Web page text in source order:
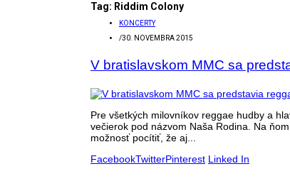
Tag: Riddim Colony
KONCERTY
/30. NOVEMBRA 2015
V bratislavskom MMC sa
Pre všetkých milovníkov reggae hudby a
večierok pod názvom Naša Rodina. Na
možnosť pocítiť, že aj...
FacebookTwitterPinterest Linked In